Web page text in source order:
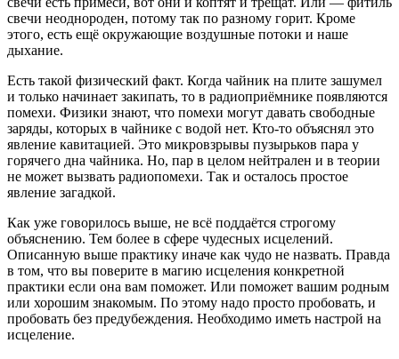
свечи неоднороден, потому так по разному горит. Кроме
этого, есть ещё окружающие воздушные потоки и наше
дыхание.
Есть такой физический факт. Когда чайник на плите зашумел
и только начинает закипать, то в радиоприёмнике появляются
помехи. Физики знают, что помехи могут давать свободные
заряды, которых в чайнике с водой нет. Кто-то объяснял это
явление кавитацией. Это микровзрывы пузырьков пара у
горячего дна чайника. Но, пар в целом нейтрален и в теории
не может вызвать радиопомехи. Так и осталось простое
явление загадкой.
Как уже говорилось выше, не всё поддаётся строгому
объяснению. Тем более в сфере чудесных исцелений.
Описанную выше практику иначе как чудо не назвать. Правда
в том, что вы поверите в магию исцеления конкретной
практики если она вам поможет. Или поможет вашим родным
или хорошим знакомым. По этому надо просто пробовать, и
пробовать без предубеждения. Необходимо иметь настрой на
исцеление.